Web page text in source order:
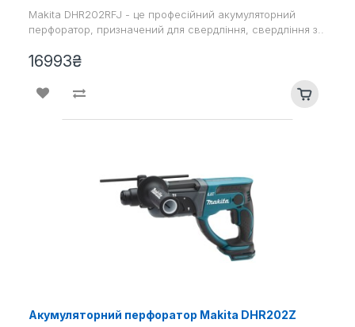
Makita DHR202RFJ - це професійний акумуляторний
перфоратор, призначений для свердління, свердління з..
16993₴
Акумуляторний перфоратор Makita DHR202Z